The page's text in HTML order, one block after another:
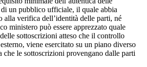
un pubblico ufficiale, il quale abbia
alla verifica dell’identità delle parti, né
ministero può essere apprezzato quale
sottoscrizioni atteso che il controllo
viene esercitato su un piano diverso
che le sottoscrizioni provengano dalle parti